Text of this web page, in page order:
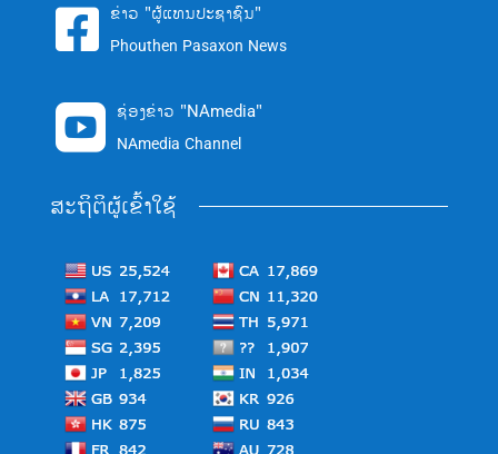
 ຂ່າວ "ຜູ້ແທນປະຊາຊົນ"
Phouthen Pasaxon News
 ຊ່ອງຂ່າວ "NAmedia"
NAmedia Channel
ສະຖິຕິຜູ້ເຂົ້າໃຊ້